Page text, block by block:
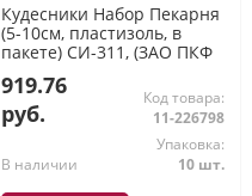
Кудесники Набор Пекарня
(5-10см, пластизоль, в
пакете) СИ-311, (ЗАО ПКФ
919.76
руб.
Код товара:
11-226798
В наличии
Упаковка:
10 шт.